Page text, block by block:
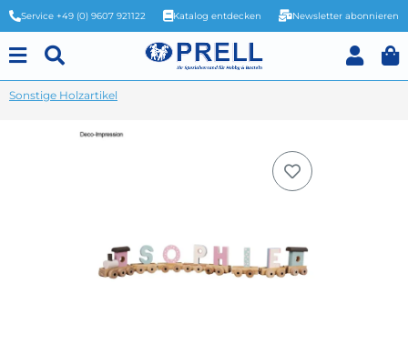
Service +49 (0) 9607 921122 Katalog entdecken Newsletter abonnieren
Sonstige Holzartikel